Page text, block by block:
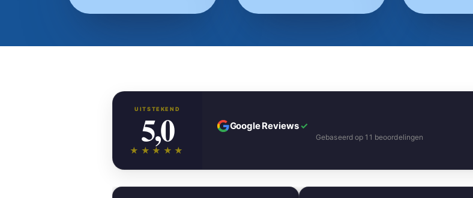
UITSTEKEND
5,0
★★★★★
Google Reviews✓
Gebaseerd op 11 beoordelingen